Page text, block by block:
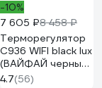
-10%
7 605 ₽8 458 ₽
Терморегулятор
C936 WIFI black lux
(ВАЙФАЙ черный
люкс) Caleo
4.7(56)